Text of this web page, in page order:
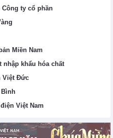
ty cổ phần
Miền Nam
nhập khẩu hóa chất
Việt Đức
Bình
Việt Nam